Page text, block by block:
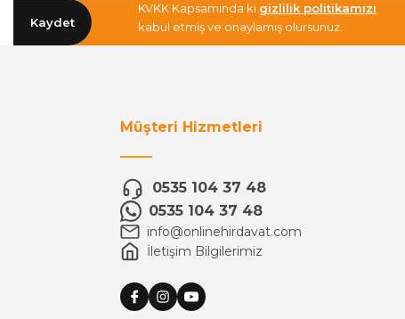
Kaydet
KVKK Kapsamında ki gizlilik politikamızı
kabul etmiş ve onaylamış olursunuz.
Müşteri Hizmetleri
0535 104 37 48
0535 104 37 48
info@onlinehirdavat.com
İletişim Bilgilerimiz